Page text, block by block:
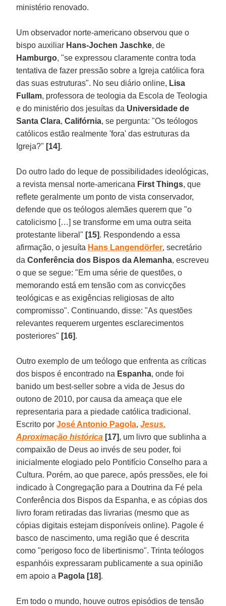
ministério renovado.
Um observador norte-americano observou que o
bispo auxiliar Hans-Jochen Jaschke, de
Hamburgo, "se expressou claramente contra toda
tentativa de fazer pressão sobre a Igreja católica fora
das suas estruturas". No seu diário online, Lisa
Fullam, professora de teologia da Escola de Teologia
e do ministério dos jesuítas da Universidade de
Santa Clara,Califórnia, se pergunta: "Os teólogos
católicos estão realmente 'fora' das estruturas da
Igreja?" [14].
Do outro lado do leque de possibilidades ideológicas,
a revista mensal norte-americana First Things, que
reflete geralmente um ponto de vista conservador,
defende que os teólogos alemães querem que "o
catolicismo […] se transforme em uma outra seita
protestante liberal" [15]. Respondendo a essa
afirmação, o jesuíta Hans Langendörfer, secretário
daConferência dos Bispos da Alemanha, escreveu
o que se segue: "Em uma série de questões, o
memorando está em tensão com as convicções
teológicas e as exigências religiosas de alto
compromisso". Continuando, disse: "As questões
relevantes requerem urgentes esclarecimentos
posteriores" [16].
Outro exemplo de um teólogo que enfrenta as críticas
dos bispos é encontrado na Espanha, onde foi
banido um best-seller sobre a vida de Jesus do
outono de 2010, por causa da ameaça que ele
representaria para a piedade católica tradicional.
Escrito porJosé Antonio Pagola,Jesus.
Aproximação histórica [17], um livro que sublinha a
compaixão de Deus ao invés de seu poder, foi
inicialmente elogiado pelo Pontifício Conselho para a
Cultura. Porém, ao que parece, após pressões, ele foi
indicado à Congregação para a Doutrina da Fé pela
Conferência dos Bispos da Espanha, e as cópias dos
livro foram retiradas das livrarias (mesmo que as
cópias digitais estejam disponíveis online). Pagole é
basco de nascimento, uma região que é descrita
como "perigoso foco de libertinismo". Trinta teólogos
espanhóis expressaram publicamente a sua opinião
em apoio a Pagola [18].
Em todo o mundo, houve outros episódios de tensão